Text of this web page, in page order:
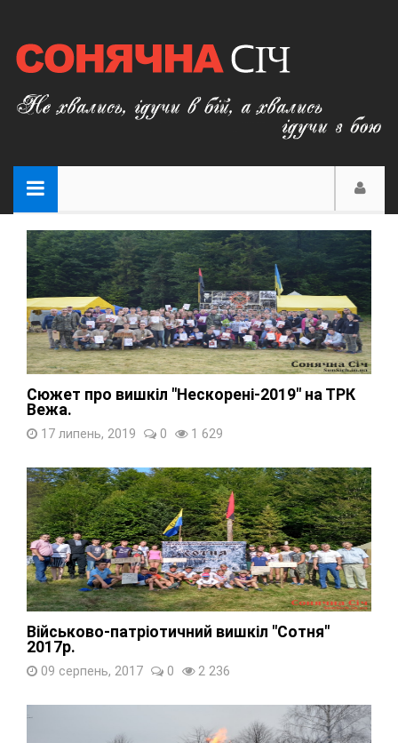
Сюжет про вишкіл "Нескорені-2019" на ТРК
Вежа.
17 липень, 2019 0 1 629
Військово-патріотичний вишкіл "Сотня"
2017р.
09 серпень, 2017 0 2 236